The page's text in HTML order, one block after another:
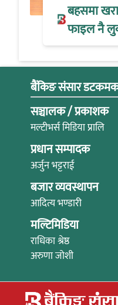
बहसमा
फाइल नै
बैंकिङ संसार
सञ्चालक / प्रकाशक
मल्टीभर्स मिडिया प्रालि
प्रधान सम्पादक
अर्जुन भट्टराई
बजार व्यवस्थापन
आदित्य भण्डारी
मल्टिमिडिया
राधिका श्रेष्ठ
अरुणा जोशी